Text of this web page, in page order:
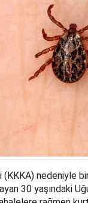
(KKKA) nedeniyle
30 yaşındaki